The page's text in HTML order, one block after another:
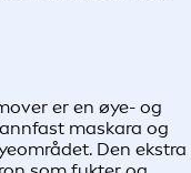
er en øye- og
maskara og
Den ekstra